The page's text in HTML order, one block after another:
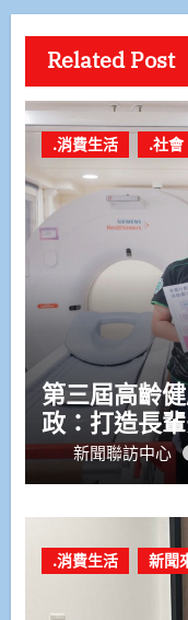
Related Post
.消費生活 .社會
第三屆高齡
政：打造長
新聞聯訪中心
.消費生活 新聞